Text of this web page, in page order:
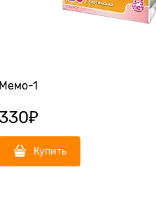
Мемо-1
330₽
Купить